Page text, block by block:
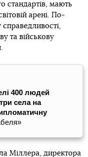
стандартів, мають
арені. По-
та військову
400 людей
села на
Міллера, директора